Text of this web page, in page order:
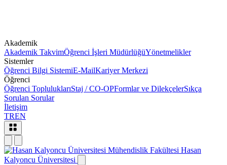
Akademik
Akademik TakvimÖğrenci İşleri MüdürlüğüYönetmelikler
Sistemler
Öğrenci Bilgi SistemiE-MailKariyer Merkezi
Öğrenci
Öğrenci TopluluklarıStaj / CO-OPFormlar ve DilekçelerSıkça
Sorulan Sorular
İletişim
TREN
Mühendislik Fakültesi Hasan
Kalyoncu Üniversitesi